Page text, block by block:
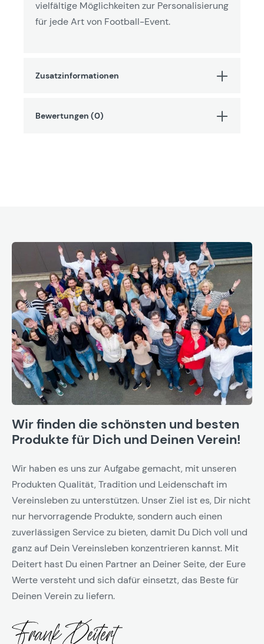
vielfältige Möglichkeiten zur Personalisierung
für jede Art von Football-Event.
Zusatzinformationen
Bewertungen (0)
Wir finden die schönsten und besten
Produkte für Dich und Deinen Verein!
Wir haben es uns zur Aufgabe gemacht, mit unseren
Produkten Qualität, Tradition und Leidenschaft im
Vereinsleben zu unterstützen. Unser Ziel ist es, Dir nicht
nur hervorragende Produkte, sondern auch einen
zuverlässigen Service zu bieten, damit Du Dich voll und
ganz auf Dein Vereinsleben konzentrieren kannst. Mit
Deitert hast Du einen Partner an Deiner Seite, der Eure
Werte versteht und sich dafür einsetzt, das Beste für
Deinen Verein zu liefern.